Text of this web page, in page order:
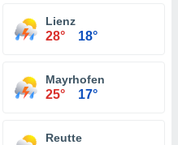
Lienz
28° 18°
Mayrhofen
25° 17°
Reutte